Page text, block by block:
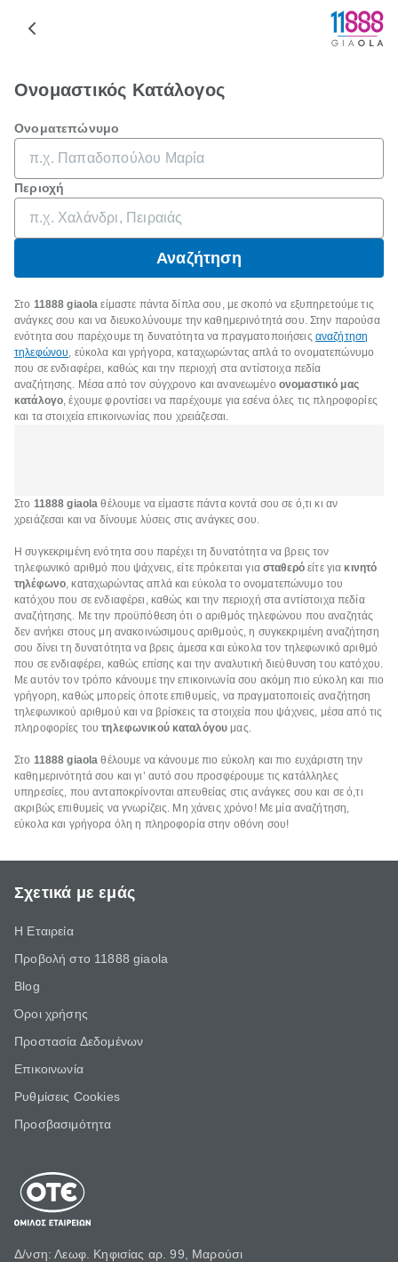
Ονομαστικός Κατάλογος
Ονοματεπώνυμο
Περιοχή
Αναζήτηση
Στο 11888 giaola είμαστε πάντα δίπλα σου, με σκοπό να εξυπηρετούμε τις
ανάγκες σου και να διευκολύνουμε την καθημερινότητά σου. Στην παρούσα
ενότητα σου παρέχουμε τη δυνατότητα να πραγματοποιήσεις αναζήτηση
τηλεφώνου, εύκολα και γρήγορα, καταχωρώντας απλά το ονοματεπώνυμο
που σε ενδιαφέρει, καθώς και την περιοχή στα αντίστοιχα πεδία
αναζήτησης. Μέσα από τον σύγχρονο και ανανεωμένο ονομαστικό μας
κατάλογο, έχουμε φροντίσει να παρέχουμε για εσένα όλες τις πληροφορίες
και τα στοιχεία επικοινωνίας που χρειάζεσαι.
Στο 11888 giaola θέλουμε να είμαστε πάντα κοντά σου σε ό,τι κι αν
χρειάζεσαι και να δίνουμε λύσεις στις ανάγκες σου.
Η συγκεκριμένη ενότητα σου παρέχει τη δυνατότητα να βρεις τον
τηλεφωνικό αριθμό που ψάχνεις, είτε πρόκειται γιασταθερό είτε για κινητό
τηλέφωνο, καταχωρώντας απλά και εύκολα το ονοματεπώνυμο του
κατόχου που σε ενδιαφέρει, καθώς και την περιοχή στα αντίστοιχα πεδία
αναζήτησης. Με την προϋπόθεση ότι ο αριθμός τηλεφώνου που αναζητάς
δεν ανήκει στους μη ανακοινώσιμους αριθμούς, η συγκεκριμένη αναζήτηση
σου δίνει τη δυνατότητα να βρεις άμεσα και εύκολα τον τηλεφωνικό αριθμό
που σε ενδιαφέρει, καθώς επίσης και την αναλυτική διεύθυνση του κατόχου.
Με αυτόν τον τρόπο κάνουμε την επικοινωνία σου ακόμη πιο εύκολη και πιο
γρήγορη, καθώς μπορείς όποτε επιθυμείς, να πραγματοποιείς αναζήτηση
τηλεφωνικού αριθμού και να βρίσκεις τα στοιχεία που ψάχνεις, μέσα από τις
πληροφορίες τουτηλεφωνικού καταλόγου μας.
Στο 11888 giaola θέλουμε να κάνουμε πιο εύκολη και πιο ευχάριστη την
καθημερινότητά σου και γι’ αυτό σου προσφέρουμε τις κατάλληλες
υπηρεσίες, που ανταποκρίνονται απευθείας στις ανάγκες σου και σε ό,τι
ακριβώς επιθυμείς να γνωρίζεις. Μη χάνεις χρόνο! Με μία αναζήτηση,
εύκολα και γρήγορα όλη η πληροφορία στην οθόνη σου!
Σχετικά με εμάς
Η Εταιρεία
Προβολή στο 11888 giaola
Blog
Όροι χρήσης
Προστασία Δεδομένων
Επικοινωνία
Ρυθμίσεις Cookies
Προσβασιμότητα
Δ/νση: Λεωφ. Κηφισίας αρ. 99, Μαρούσι